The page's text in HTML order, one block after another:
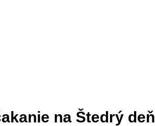
na Štedrý deň